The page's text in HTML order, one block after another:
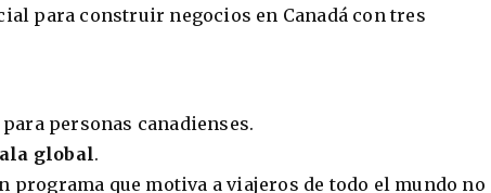
para construir negocios en Canadá con tres
para personas canadienses.
global.
programa que motiva a viajeros de todo el mundo